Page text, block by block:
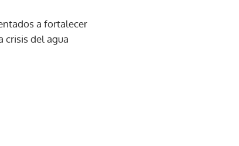
a fortalecer
crisis del agua